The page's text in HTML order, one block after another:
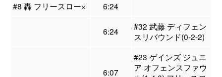
#8 轟 フリースロー×
6:24
6:24
#32 武藤 ディフェン
スリバウンド(0-2-2)
6:07
#23 ゲインズ ジュニ
ア オフェンスファウ